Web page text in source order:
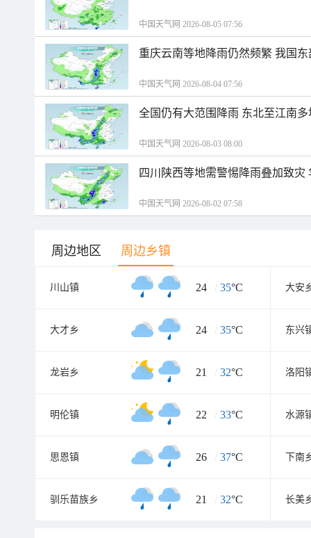
中国天气网 2026-08-05 07:56
重庆云南等地降雨仍然频繁 我国
中国天气网 2026-08-04 07:56
全国仍有大范围降雨 东北至江南
中国天气网 2026-08-03 08:00
四川陕西等地需警惕降雨叠加致
中国天气网 2026-08-02 07:58
周边地区 周边乡镇
川山镇 24 / 35°C 大安
大才乡 24 / 35°C 东兴
龙岩乡 21 / 32°C 洛阳
明伦镇 22 / 33°C 水源
思恩镇 26 / 37°C 下南
驯乐苗族乡 21 / 32°C 长美